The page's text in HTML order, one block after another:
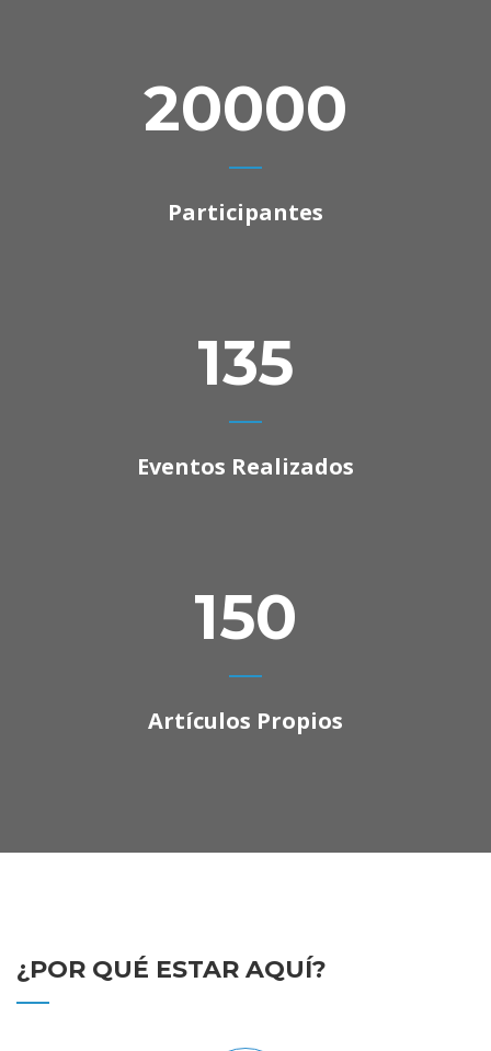
20000
Participantes
135
Eventos Realizados
150
Artículos Propios
¿POR QUÉ ESTAR AQUÍ?